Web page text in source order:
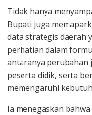
Tidak hanya
Bupati juga
data strategis daerah
perhatian dalam
antaranya perubahan
peserta didik, serta
memengaruhi
Ia menegaskan